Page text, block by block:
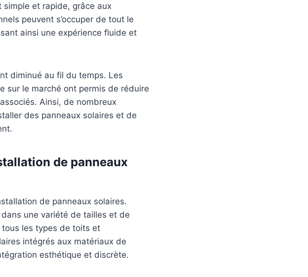
simple et rapide, grâce aux
peuvent s’occuper de tout le
ainsi une expérience fluide et
diminué au fil du temps. Les
sur le marché ont permis de réduire
Ainsi, de nombreux
des panneaux solaires et de
de panneaux
de panneaux solaires.
une variété de tailles et de
les types de toits et
intégrés aux matériaux de
esthétique et discrète.